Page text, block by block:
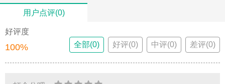
用户点评(0)
好评度
100% 全部(0) 好评(0) 中评(0) 差评(0)